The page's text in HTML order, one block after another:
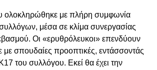
ολοκληρώθηκε με πλήρη συμφωνία
μέσα σε κλίμα συνεργασίας
Οι «ερυθρόλευκοι» επενδύουν
με σπουδαίες προοπτικές, εντάσσοντάς
του συλλόγου. Εκεί θα έχει την